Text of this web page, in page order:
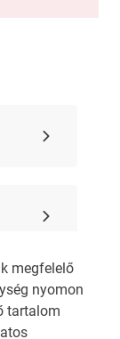
megfelelő
nyomon
tartalom